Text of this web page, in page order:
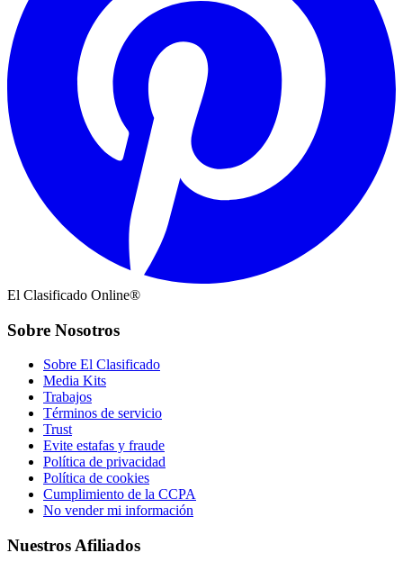
El Clasificado Online®
Sobre Nosotros
Sobre El Clasificado
Media Kits
Trabajos
Términos de servicio
Trust
Evite estafas y fraude
Política de privacidad
Política de cookies
Cumplimiento de la CCPA
No vender mi información
Nuestros Afiliados